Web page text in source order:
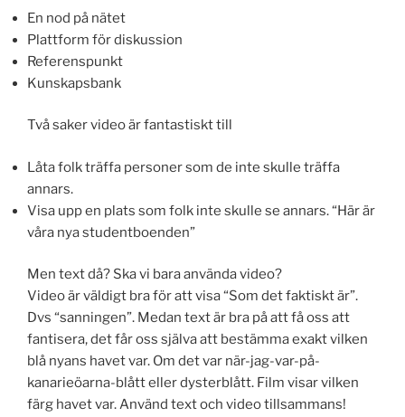
En nod på nätet
Plattform för diskussion
Referenspunkt
Kunskapsbank
Två saker video är fantastiskt till
Låta folk träffa personer som de inte skulle träffa
annars.
Visa upp en plats som folk inte skulle se annars. “Här är
våra nya studentboenden”
Men text då? Ska vi bara använda video?
Video är väldigt bra för att visa “Som det faktiskt är”.
Dvs “sanningen”. Medan text är bra på att få oss att
fantisera, det får oss själva att bestämma exakt vilken
blå nyans havet var. Om det var när-jag-var-på-
kanarieöarna-blått eller dysterblått. Film visar vilken
färg havet var. Använd text och video tillsammans!